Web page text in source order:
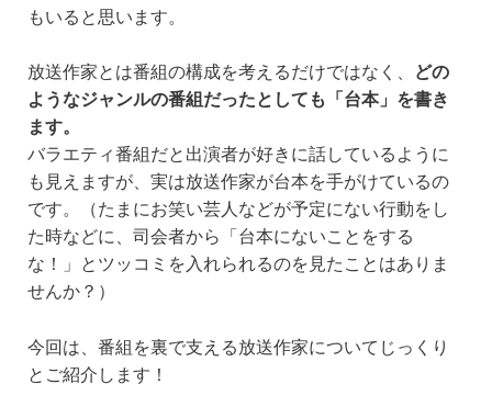
もいると思います。
放送作家とは番組の構成を考えるだけではなく、
どの
ようなジャンルの番組だったとしても「台本」を書き
ます。
バラエティ番組だと出演者が好きに話しているように
も見えますが、実は放送作家が台本を手がけているの
です。（たまにお笑い芸人などが予定にない行動をし
た時などに、司会者から「台本にないことをする
な！」とツッコミを入れられるのを見たことはありま
せんか？）
今回は、番組を裏で支える放送作家についてじっくり
とご紹介します！